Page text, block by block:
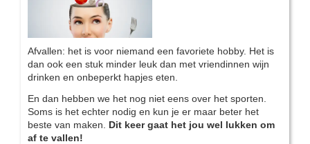
Afvallen: het is voor niemand een favoriete hobby. Het is
dan ook een stuk minder leuk dan met vriendinnen wijn
drinken en onbeperkt hapjes eten.
En dan hebben we het nog niet eens over het sporten.
Soms is het echter nodig en kun je er maar beter het
beste van maken. Dit keer gaat het jou wel lukken om
af te vallen!